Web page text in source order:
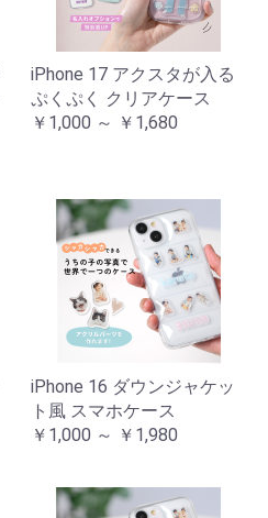
iPhone 17 アクスタが入る
ぷくぷく クリアケース
￥1,000 ～ ￥1,680
iPhone 16 ダウンジャケッ
ト風 スマホケース
￥1,000 ～ ￥1,980